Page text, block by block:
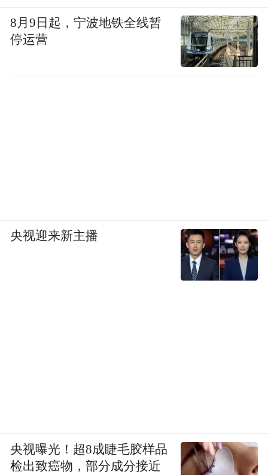
8月9日起，宁波地铁全线暂
停运营
央视迎来新主播
央视曝光！超8成睫毛胶样品
检出致癌物，部分成分接近